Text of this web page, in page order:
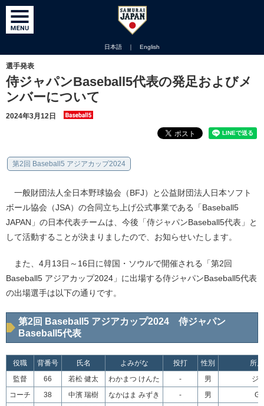
日本語 ｜ English
選手発表
侍ジャパンBaseball5代表の発足およびメ
ンバーについて
2024年3月12日
第2回 Baseball5 アジアカップ2024
一般財団法人全日本野球協会（BFJ）と公益財団法人日本ソフト
ボール協会（JSA）の合同立ち上げ公式事業である「Baseball5
JAPAN」の日本代表チームは、今後「侍ジャパンBaseball5代表」と
して活動することが決まりましたので、お知らせいたします。
また、4月13日～16日に韓国・ソウルで開催される「第2回
Baseball5 アジアカップ2024」に出場する侍ジャパンBaseball5代表
の出場選手は以下の通りです。
第2回 Baseball5 アジアカップ2024 侍ジャパン
Baseball5代表
役職 背番号 氏名 よみがな 投打 性別
所
監督
66 若松 健太 わかまつ けんた - 男
ジ
コーチ
38 中濱 瑞樹 なかはま みずき - 男